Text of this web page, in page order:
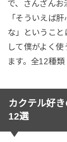
で、さんざん
「そういえば
な」というこ
して僕がよく
ます。全12種類
カクテル好
12選